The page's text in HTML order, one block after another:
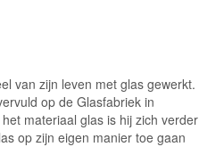
van zijn leven met glas gewerkt.
op de Glasfabriek in
materiaal glas is hij zich verder
op zijn eigen manier toe gaan